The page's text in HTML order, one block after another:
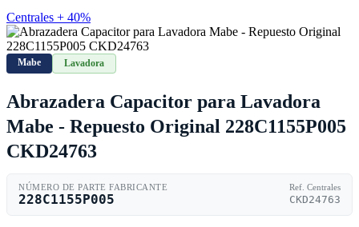
Centrales + 40%
Mabe Lavadora
Abrazadera Capacitor para Lavadora
Mabe - Repuesto Original 228C1155P005
CKD24763
NÚMERO DE PARTE FABRICANTE
228C1155P005
Ref. Centrales
CKD24763